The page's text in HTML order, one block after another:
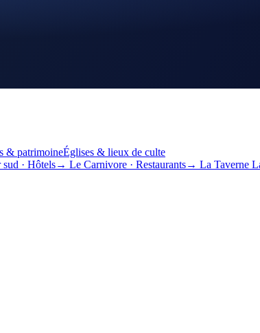
& patrimoineÉglises & lieux de culte
· Hôtels→ Le Carnivore · Restaurants→ La Taverne